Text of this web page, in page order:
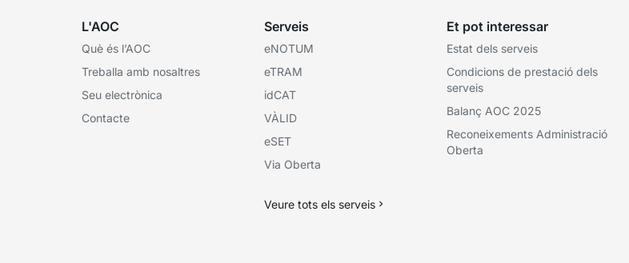
L'AOC
Què és l’AOC
Treballa amb nosaltres
Seu electrònica
Contacte
Serveis
eNOTUM
eTRAM
idCAT
VÀLID
eSET
Via Oberta
Veure tots els serveis
Et pot interessar
Estat dels serveis
Condicions de prestació dels
serveis
Balanç AOC 2025
Reconeixements Administració
Oberta